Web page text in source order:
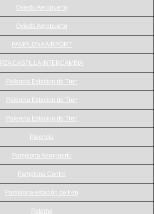
Oviedo Aeropuerto
Oviedo Aeropuerto
PAMPLONA AIRPORT
PZA CASTILLA INTERCAMBIA
Palencia Estacion de Tren
Palencia Estacion de Tren
Palencia Estacion de Tren
Palencia
Pamplona Aeropuerto
Pamplona Centro
Pamplona estación de tren
Paterna